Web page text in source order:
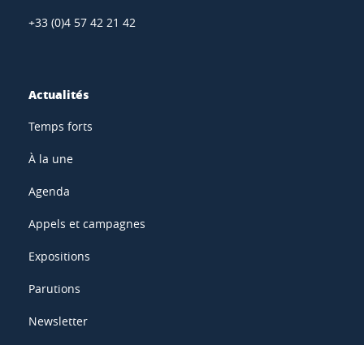
+33 (0)4 57 42 21 42
Actualités
Temps forts
À la une
Agenda
Appels et campagnes
Expositions
Parutions
Newsletter